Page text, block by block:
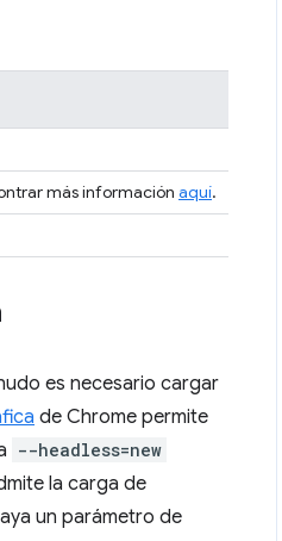
más información aquí.
es necesario cargar
de Chrome permite
--headless=new
la carga de
un parámetro de